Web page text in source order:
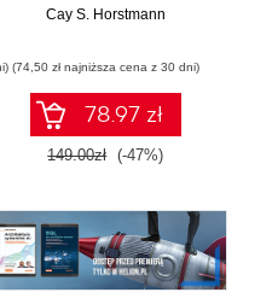
Cay S. Horstmann
(74,50 zł najniższa cena z 30 dni)
78.97 zł
149.00zł (-47%)